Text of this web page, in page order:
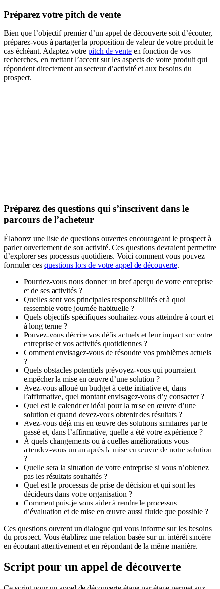
Préparez votre pitch de vente
Bien que l’objectif premier d’un appel de découverte soit d’écouter,
préparez-vous à partager la proposition de valeur de votre produit le
cas échéant. Adaptez votre pitch de vente en fonction de vos
recherches, en mettant l’accent sur les aspects de votre produit qui
répondent directement au secteur d’activité et aux besoins du
prospect.
Préparez des questions qui s’inscrivent dans le
parcours de l’acheteur
Élaborez une liste de questions ouvertes encourageant le prospect à
parler ouvertement de son activité. Ces questions devraient permettre
d’explorer ses processus quotidiens. Voici comment vous pouvez
formuler ces questions lors de votre appel de découverte.
Pourriez-vous nous donner un bref aperçu de votre entreprise
et de ses activités ?
Quelles sont vos principales responsabilités et à quoi
ressemble votre journée habituelle ?
Quels objectifs spécifiques souhaitez-vous atteindre à court et
à long terme ?
Pouvez-vous décrire vos défis actuels et leur impact sur votre
entreprise et vos activités quotidiennes ?
Comment envisagez-vous de résoudre vos problèmes actuels
?
Quels obstacles potentiels prévoyez-vous qui pourraient
empêcher la mise en œuvre d’une solution ?
Avez-vous alloué un budget à cette initiative et, dans
l’affirmative, quel montant envisagez-vous d’y consacrer ?
Quel est le calendrier idéal pour la mise en œuvre d’une
solution et quand devez-vous obtenir des résultats ?
Avez-vous déjà mis en œuvre des solutions similaires par le
passé et, dans l’affirmative, quelle a été votre expérience ?
À quels changements ou à quelles améliorations vous
attendez-vous un an après la mise en œuvre de notre solution
?
Quelle sera la situation de votre entreprise si vous n’obtenez
pas les résultats souhaités ?
Quel est le processus de prise de décision et qui sont les
décideurs dans votre organisation ?
Comment puis-je vous aider à rendre le processus
d’évaluation et de mise en œuvre aussi fluide que possible ?
Ces questions ouvrent un dialogue qui vous informe sur les besoins
du prospect. Vous établirez une relation basée sur un intérêt sincère
en écoutant attentivement et en répondant de la même manière.
Script pour un appel de découverte